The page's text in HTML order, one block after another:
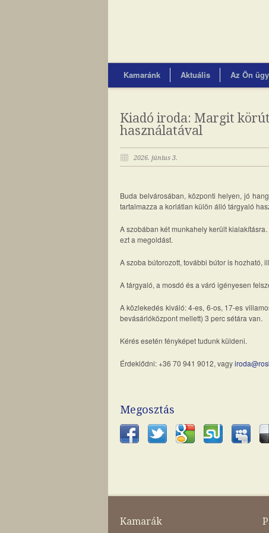
Kamaránk Aktuális Az Ön
Kiadó iroda: Margit
használatával
2026. június 3.
Buda belvárosában, központi helyen, jó
tartalmazza a korlátlan külön álló tárgyaló
A szobában két munkahely került
ezt a megoldást.
A szoba bútorozott, további bútor is hozható,
A tárgyaló, a mosdó és a váró igényesen
A közlekedés kiváló: 4-es, 6-os, 17-es
bevásárlóközpont mellett) 3 perc sétára van.
Kérés esetén fényképet tudunk küldeni.
Érdeklődni: +36 70 941 9012, vagy
Megosztás
Kamarák